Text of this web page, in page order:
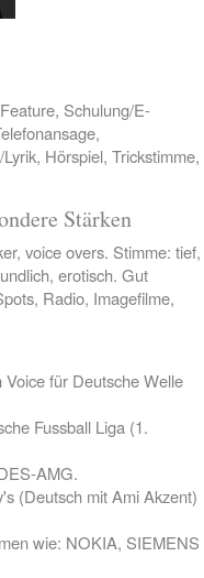
Schulung/E-
Hörspiel, Trickstimme,
Stärken
voice overs. Stimme: tief,
erotisch. Gut
Radio, Imagefilme,
für Deutsche Welle
Fussball Liga (1.
AMG.
(Deutsch mit Ami Akzent)
wie: NOKIA, SIEMENS